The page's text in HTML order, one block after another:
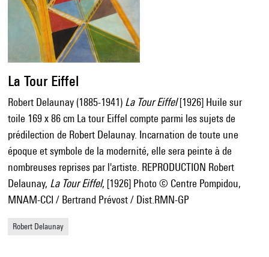
La Tour Eiffel
Robert Delaunay (1885-1941) La Tour Eiffel[1926] Huile sur
toile 169 x 86 cm La tour Eiffel compte parmi les sujets de
prédilection de Robert Delaunay. Incarnation de toute une
époque et symbole de la modernité, elle sera peinte à de
nombreuses reprises par l'artiste. REPRODUCTION Robert
Delaunay, La Tour Eiffel, [1926] Photo © Centre Pompidou,
MNAM-CCI / Bertrand Prévost / Dist.RMN-GP
Robert Delaunay